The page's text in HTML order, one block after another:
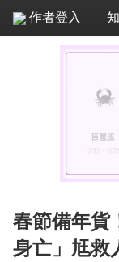
作者登入
春節備年貨
身亡」尪